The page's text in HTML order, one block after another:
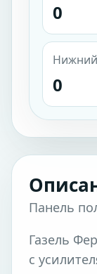
0
0
Панель
Газель
с